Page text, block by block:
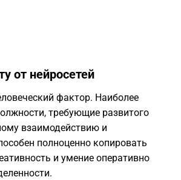
от нейросетей
фактор. Наиболее
требующие развитого
взаимодействию и
полноценно копировать
и умение оперативно